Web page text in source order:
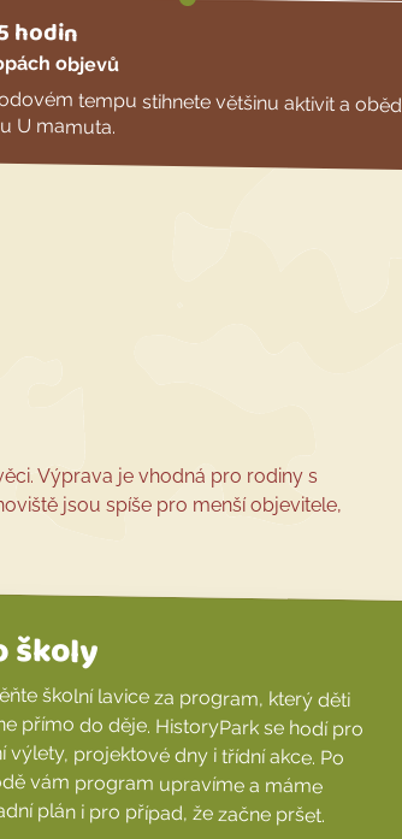
hodin
objevů
tempu stihnete většinu aktivit a oběd
U mamuta.
Výprava je vhodná pro rodiny s
jsou spíše pro menší objevitele,
školy
školní lavice za program, který děti
přímo do děje. HistoryPark se hodí pro
výlety, projektové dny i třídní akce. Po
vám program upravíme a máme
plán i pro případ, že začne pršet.